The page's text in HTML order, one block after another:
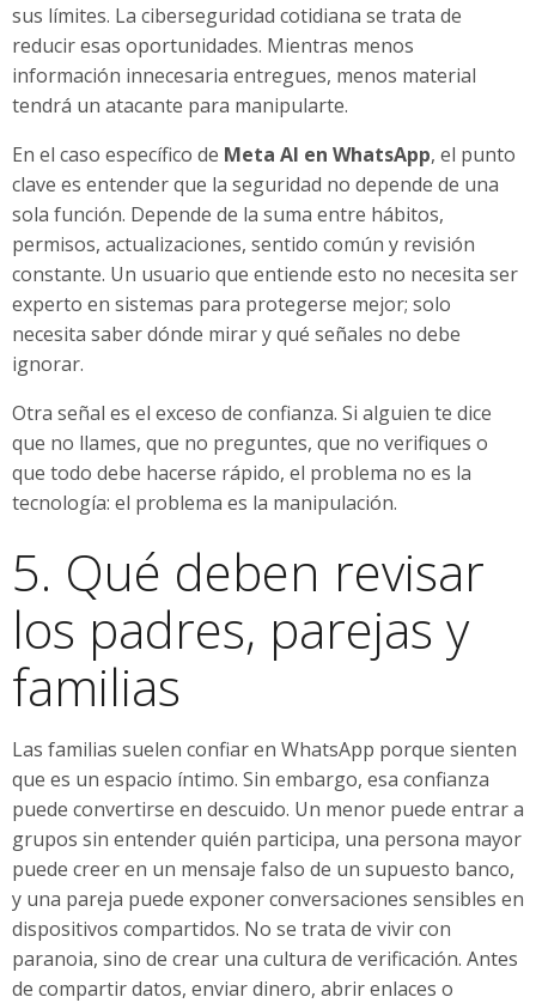
sus límites. La ciberseguridad cotidiana se trata de
reducir esas oportunidades. Mientras menos
información innecesaria entregues, menos material
tendrá un atacante para manipularte.
En el caso específico de Meta AI en WhatsApp, el punto
clave es entender que la seguridad no depende de una
sola función. Depende de la suma entre hábitos,
permisos, actualizaciones, sentido común y revisión
constante. Un usuario que entiende esto no necesita ser
experto en sistemas para protegerse mejor; solo
necesita saber dónde mirar y qué señales no debe
ignorar.
Otra señal es el exceso de confianza. Si alguien te dice
que no llames, que no preguntes, que no verifiques o
que todo debe hacerse rápido, el problema no es la
tecnología: el problema es la manipulación.
5. Qué deben revisar
los padres, parejas y
familias
Las familias suelen confiar en WhatsApp porque sienten
que es un espacio íntimo. Sin embargo, esa confianza
puede convertirse en descuido. Un menor puede entrar a
grupos sin entender quién participa, una persona mayor
puede creer en un mensaje falso de un supuesto banco,
y una pareja puede exponer conversaciones sensibles en
dispositivos compartidos. No se trata de vivir con
paranoia, sino de crear una cultura de verificación. Antes
de compartir datos, enviar dinero, abrir enlaces o